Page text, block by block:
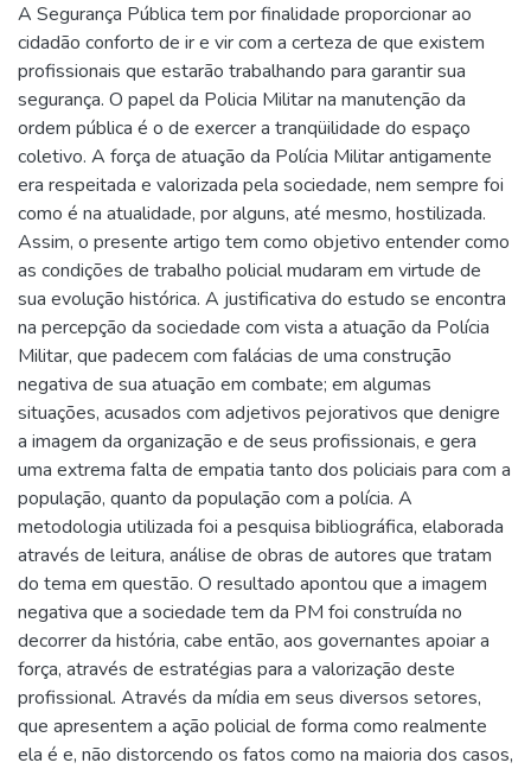
A Segurança Pública tem por finalidade proporcionar ao
cidadão conforto de ir e vir com a certeza de que existem
profissionais que estarão trabalhando para garantir sua
segurança. O papel da Policia Militar na manutenção da
ordem pública é o de exercer a tranqüilidade do espaço
coletivo. A força de atuação da Polícia Militar antigamente
era respeitada e valorizada pela sociedade, nem sempre foi
como é na atualidade, por alguns, até mesmo, hostilizada.
Assim, o presente artigo tem como objetivo entender como
as condições de trabalho policial mudaram em virtude de
sua evolução histórica. A justificativa do estudo se encontra
na percepção da sociedade com vista a atuação da Polícia
Militar, que padecem com falácias de uma construção
negativa de sua atuação em combate; em algumas
situações, acusados com adjetivos pejorativos que denigre
a imagem da organização e de seus profissionais, e gera
uma extrema falta de empatia tanto dos policiais para com a
população, quanto da população com a polícia. A
metodologia utilizada foi a pesquisa bibliográfica, elaborada
através de leitura, análise de obras de autores que tratam
do tema em questão. O resultado apontou que a imagem
negativa que a sociedade tem da PM foi construída no
decorrer da história, cabe então, aos governantes apoiar a
força, através de estratégias para a valorização deste
profissional. Através da mídia em seus diversos setores,
que apresentem a ação policial de forma como realmente
ela é e, não distorcendo os fatos como na maioria dos casos,